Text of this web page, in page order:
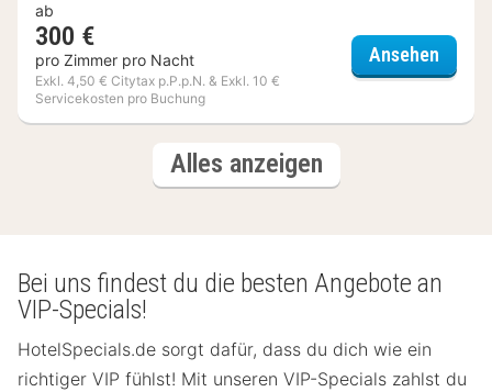
ab
300 €
pro Zimmer pro Nacht
Exkl. 4,50 € Citytax p.P.p.N. & Exkl. 10 €
Servicekosten pro Buchung
Ansehen
Alles anzeigenHotels
Bei uns findest du die besten Angebote an
VIP-Specials!
HotelSpecials.de sorgt dafür, dass du dich wie ein
richtiger VIP fühlst! Mit unseren VIP-Specials zahlst du